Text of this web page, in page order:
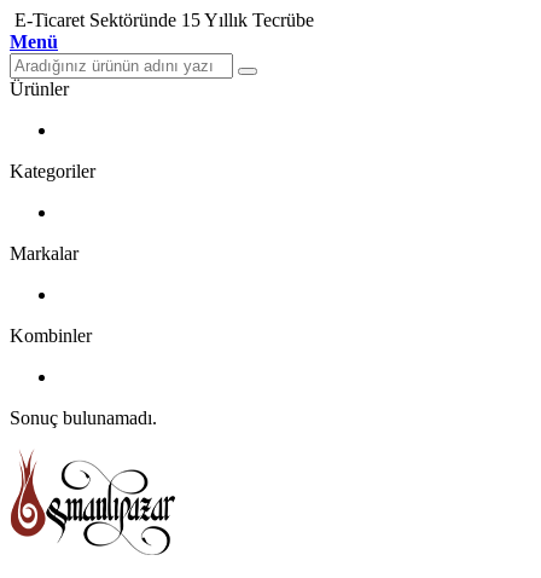
E-Ticaret Sektöründe 15 Yıllık Tecrübe
Menü
Ürünler
Kategoriler
Markalar
Kombinler
Sonuç bulunamadı.